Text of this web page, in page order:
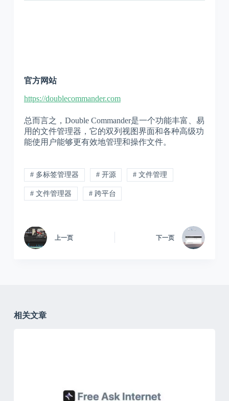
官方网站
https://doublecommander.com
总而言之，Double Commander是一个功能丰富、易
用的文件管理器，它的双列视图界面和各种高级功
能使用户能够更有效地管理和操作文件。
# 多标签管理器 # 开源 # 文件管理
# 文件管理器 # 跨平台
上一页 下一页
相关文章